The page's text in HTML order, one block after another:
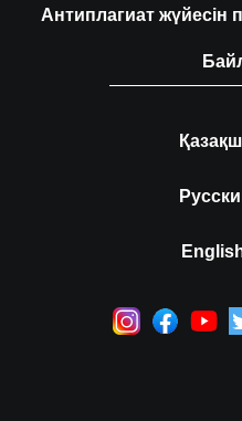
Антиплагиат жүйесін